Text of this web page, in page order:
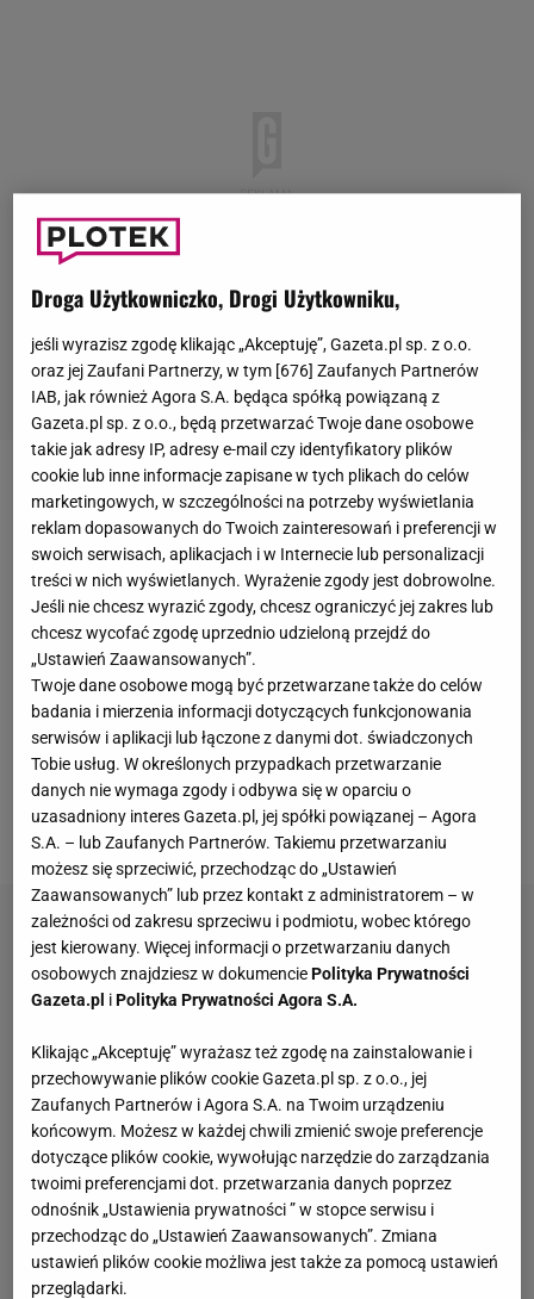
Pikowane kurtki damskie
Jeśli nie masz jeszcze odpowiedniej kurtki na zimę,
to idealny czas, żeby ją kupić. Spośród okryć
wierzchnich na uwagę zdecydowanie zasługują
pikowane modele. Zapewne zauważyłyście, że to
właśnie one nie wychodzą z mody od lat. Dlatego
warto, żeby pikowanakurtkazagościła w waszych
zimowych stylizacjach. Przygotowałyśmy
zestawienie długich i krótkich modeli, które
przypadną do gustu wielu z Was.
Droga Użytkowniczko, Drogi Użytkowniku,
jeśli wyrazisz zgodę klikając „Akceptuję”, Gazeta.pl sp. z o.o.
oraz jej Zaufani Partnerzy, w tym [676] Zaufanych Partnerów
IAB, jak również Agora S.A. będąca spółką powiązaną z
Gazeta.pl sp. z o.o., będą przetwarzać Twoje dane osobowe
takie jak adresy IP, adresy e-mail czy identyfikatory plików
cookie lub inne informacje zapisane w tych plikach do celów
marketingowych, w szczególności na potrzeby wyświetlania
reklam dopasowanych do Twoich zainteresowań i preferencji w
swoich serwisach, aplikacjach i w Internecie lub personalizacji
treści w nich wyświetlanych. Wyrażenie zgody jest dobrowolne.
Jeśli nie chcesz wyrazić zgody, chcesz ograniczyć jej zakres lub
chcesz wycofać zgodę uprzednio udzieloną przejdź do
„Ustawień Zaawansowanych”.
Twoje dane osobowe mogą być przetwarzane także do celów
badania i mierzenia informacji dotyczących funkcjonowania
serwisów i aplikacji lub łączone z danymi dot. świadczonych
Tobie usług. W określonych przypadkach przetwarzanie
danych nie wymaga zgody i odbywa się w oparciu o
uzasadniony interes Gazeta.pl, jej spółki powiązanej – Agora
S.A. – lub Zaufanych Partnerów. Takiemu przetwarzaniu
możesz się sprzeciwić, przechodząc do „Ustawień
Zaawansowanych” lub przez kontakt z administratorem – w
zależności od zakresu sprzeciwu i podmiotu, wobec którego
jest kierowany. Więcej informacji o przetwarzaniu danych
osobowych znajdziesz w dokumenciePolityka Prywatności
Gazeta.pl iPolityka Prywatności Agora S.A.
Klikając „Akceptuję” wyrażasz też zgodę na zainstalowanie i
przechowywanie plików cookie Gazeta.pl sp. z o.o., jej
Zaufanych Partnerów i Agora S.A. na Twoim urządzeniu
końcowym. Możesz w każdej chwili zmienić swoje preferencje
dotyczące plików cookie, wywołując narzędzie do zarządzania
twoimi preferencjami dot. przetwarzania danych poprzez
odnośnik „Ustawienia prywatności ” w stopce serwisu i
przechodząc do „Ustawień Zaawansowanych”. Zmiana
ustawień plików cookie możliwa jest także za pomocą ustawień
przeglądarki.